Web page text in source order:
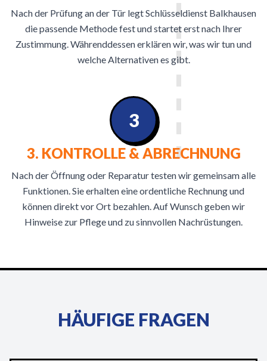
Nach der Prüfung an der Tür legt Schlüsseldienst Balkhausen
die passende Methode fest und startet erst nach Ihrer
Zustimmung. Währenddessen erklären wir, was wir tun und
welche Alternativen es gibt.
3. KONTROLLE & ABRECHNUNG
Nach der Öffnung oder Reparatur testen wir gemeinsam alle
Funktionen. Sie erhalten eine ordentliche Rechnung und
können direkt vor Ort bezahlen. Auf Wunsch geben wir
Hinweise zur Pflege und zu sinnvollen Nachrüstungen.
3
HÄUFIGE FRAGEN